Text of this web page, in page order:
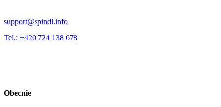
support@spindl.info
Tel.: +420 724 138 678
Obecnie